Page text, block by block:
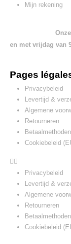
Mijn rekening
en met vrijdag van
Pages
Privacybeleid
Levertijd &
Algemene
Retourneren
Betaalmethoden
Cookiebeleid
Privacybeleid
Levertijd &
Algemene
Retourneren
Betaalmethoden
Cookiebeleid